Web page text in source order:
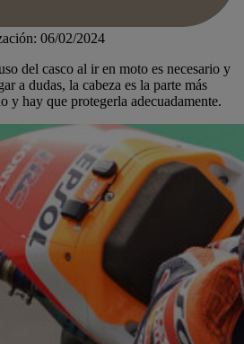
06/02/2024
del casco al ir en moto es necesario y
a dudas, la cabeza es la parte más
y hay que protegerla adecuadamente.